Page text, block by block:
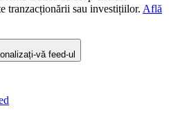
tranzacționării sau investițiilor. Află
vă feed-ul